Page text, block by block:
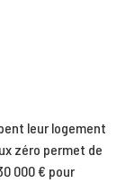
leur logement
zéro permet de
000 € pour